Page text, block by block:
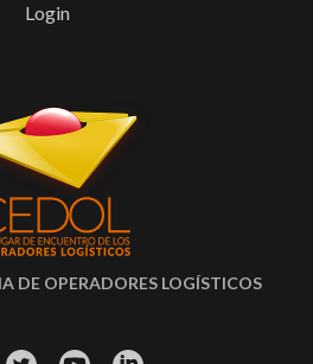
Login
DE OPERADORES LOGÍSTICOS